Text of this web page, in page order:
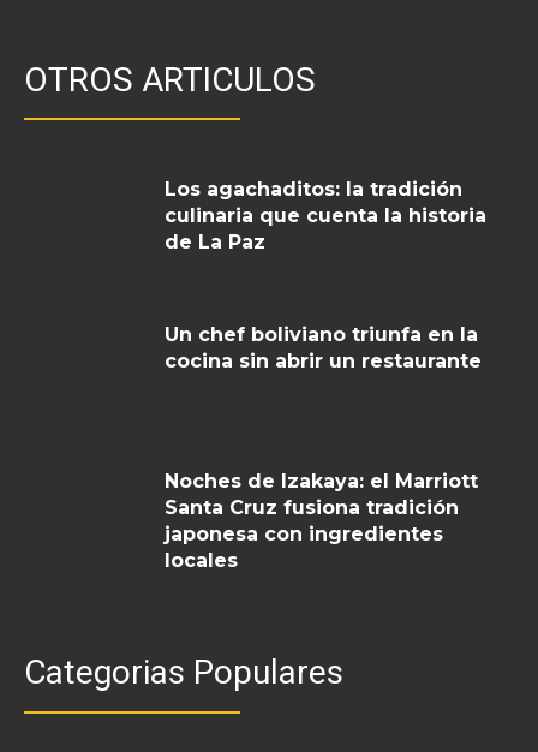
OTROS ARTICULOS
Los agachaditos: la tradición
culinaria que cuenta la historia
de La Paz
Un chef boliviano triunfa en la
cocina sin abrir un restaurante
Noches de Izakaya: el Marriott
Santa Cruz fusiona tradición
japonesa con ingredientes
locales
Categorias Populares